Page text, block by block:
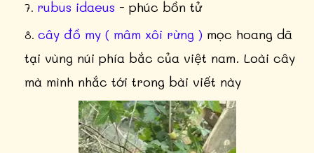
rubus idaeus - phúc bồn tử
cây đồ my ( mâm xôi rừng ) mọc hoang dã
tại vùng núi phía bắc của việt nam. Loài cây
mà mình nhắc tới trong bài viết này